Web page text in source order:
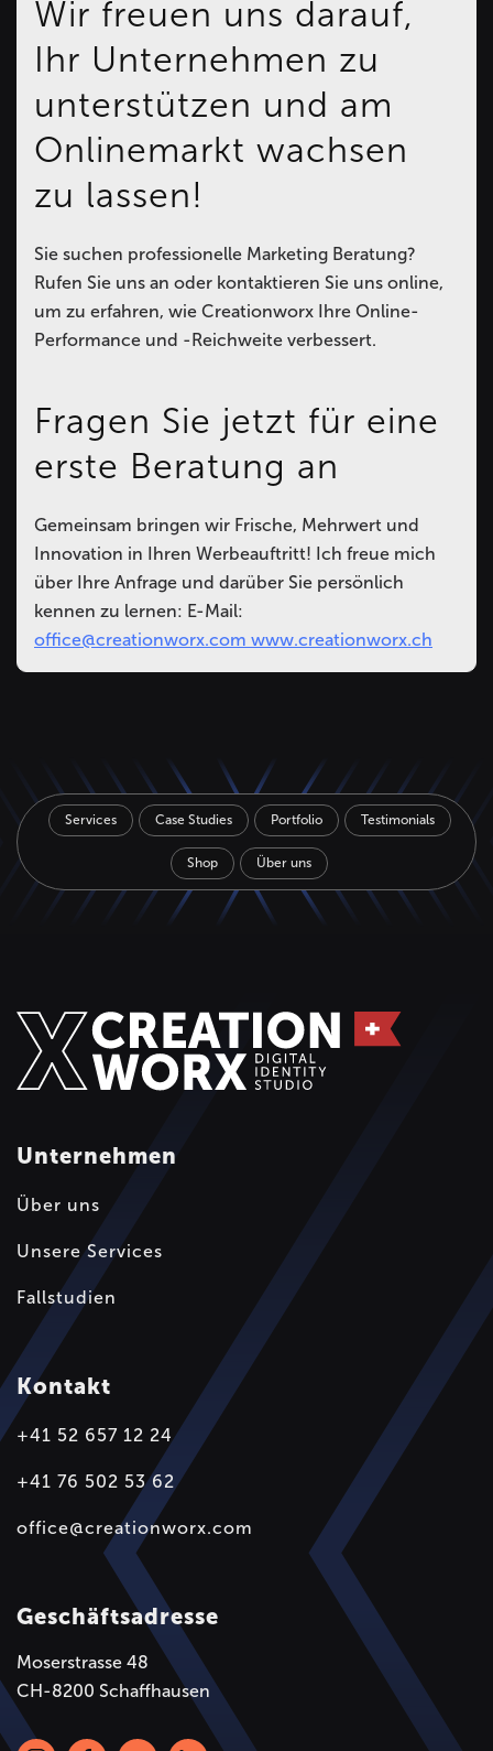
Wir freuen uns darauf,
Ihr Unternehmen zu
unterstützen und am
Onlinemarkt wachsen
zu lassen!
Sie suchen professionelle Marketing Beratung?
Rufen Sie uns an oder kontaktieren Sie uns online,
um zu erfahren, wie Creationworx Ihre Online-
Performance und -Reichweite verbessert.
Fragen Sie jetzt für eine
erste Beratung an
Gemeinsam bringen wir Frische, Mehrwert und
Innovation in Ihren Werbeauftritt! Ich freue mich
über Ihre Anfrage und darüber Sie persönlich
kennen zu lernen: E-Mail:
office@creationworx.com www.creationworx.ch
Services Case Studies Portfolio Testimonials
Shop Über uns
Unternehmen
Über uns
Unsere Services
Fallstudien
Kontakt
+41 52 657 12 24
+41 76 502 53 62
office@creationworx.com
Geschäftsadresse
Moserstrasse 48
CH-8200 Schaffhausen